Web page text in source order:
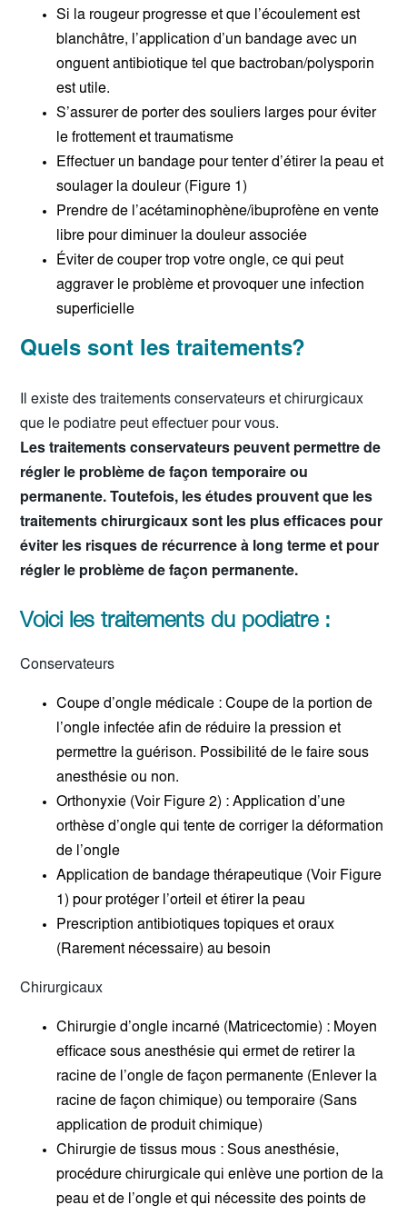
Si la rougeur progresse et que l’écoulement est
blanchâtre, l’application d’un bandage avec un
onguent antibiotique tel que bactroban/polysporin
est utile.
S’assurer de porter des souliers larges pour éviter
le frottement et traumatisme
Effectuer un bandage pour tenter d’étirer la peau et
soulager la douleur (Figure 1)
Prendre de l’acétaminophène/ibuprofène en vente
libre pour diminuer la douleur associée
Éviter de couper trop votre ongle, ce qui peut
aggraver le problème et provoquer une infection
superficielle
Quels sont les traitements?
Il existe des traitements conservateurs et chirurgicaux
que le podiatre peut effectuer pour vous.
Les traitements conservateurs peuvent permettre de
régler le problème de façon temporaire ou
permanente. Toutefois, les études prouvent que les
traitements chirurgicaux sont les plus efficaces pour
éviter les risques de récurrence à long terme et pour
régler le problème de façon permanente.
Voici les traitements du podiatre :
Conservateurs
Coupe d’ongle médicale : Coupe de la portion de
l’ongle infectée afin de réduire la pression et
permettre la guérison. Possibilité de le faire sous
anesthésie ou non.
Orthonyxie (Voir Figure 2) : Application d’une
orthèse d’ongle qui tente de corriger la déformation
de l’ongle
Application de bandage thérapeutique (Voir Figure
1) pour protéger l’orteil et étirer la peau
Prescription antibiotiques topiques et oraux
(Rarement nécessaire) au besoin
Chirurgicaux
Chirurgie d’ongle incarné (Matricectomie) : Moyen
efficace sous anesthésie qui ermet de retirer la
racine de l’ongle de façon permanente (Enlever la
racine de façon chimique) ou temporaire (Sans
application de produit chimique)
Chirurgie de tissus mous : Sous anesthésie,
procédure chirurgicale qui enlève une portion de la
peau et de l’ongle et qui nécessite des points de